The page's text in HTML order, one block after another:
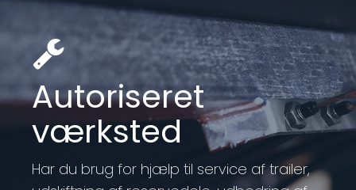
Autoriseret
værksted
Har du brug for hjælp til service af trailer,